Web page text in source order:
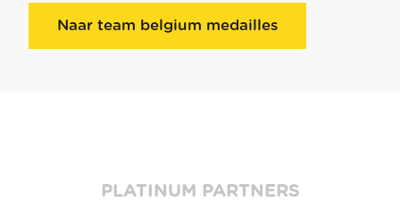
Naar team belgium medailles
PLATINUM PARTNERS